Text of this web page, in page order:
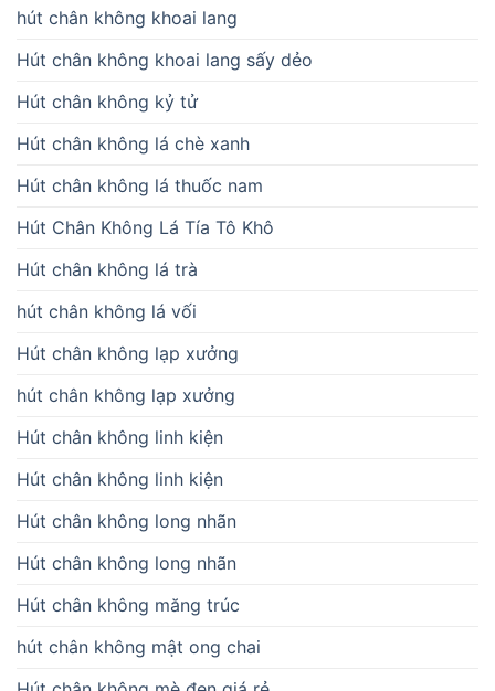
hút chân không khoai lang
Hút chân không khoai lang sấy dẻo
Hút chân không kỷ tử
Hút chân không lá chè xanh
Hút chân không lá thuốc nam
Hút Chân Không Lá Tía Tô Khô
Hút chân không lá trà
hút chân không lá vối
Hút chân không lạp xưởng
hút chân không lạp xưởng
Hút chân không linh kiện
Hút chân không linh kiện
Hút chân không long nhãn
Hút chân không long nhãn
Hút chân không măng trúc
hút chân không mật ong chai